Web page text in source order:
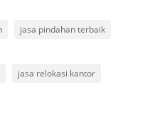
jasa pindahan terbaik
jasa relokasi kantor